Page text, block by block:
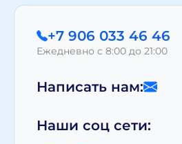
+7 906 033 46 46
Ежедневно с 8:00 до 21:00
Написать нам:
Наши соц сети: